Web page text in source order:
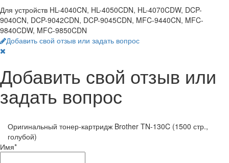
Для устройств HL-4040CN, HL-4050CDN, HL-4070CDW, DCP-
9040CN, DCP-9042CDN, DCP-9045CDN, MFC-9440CN, MFC-
9840CDW, MFC-9850CDN
Добавить свой отзыв или задать вопрос
Добавить свой отзыв или
задать вопрос
Оригинальный тонер-картридж Brother TN-130C (1500 стр.,
голубой)
Имя*